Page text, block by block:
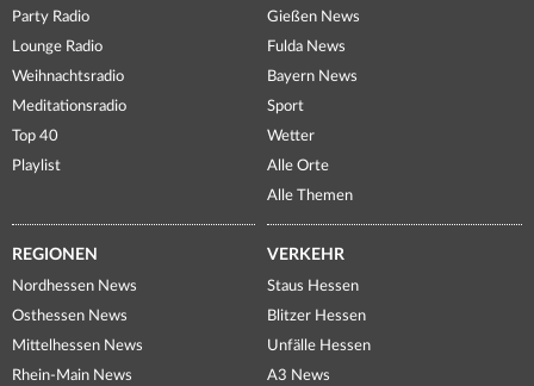
Party Radio
Lounge Radio
Weihnachtsradio
Meditationsradio
Top 40
Playlist
Gießen News
Fulda News
Bayern News
Sport
Wetter
Alle Orte
Alle Themen
REGIONEN
Nordhessen News
Osthessen News
Mittelhessen News
Rhein-Main News
VERKEHR
Staus Hessen
Blitzer Hessen
Unfälle Hessen
A3 News